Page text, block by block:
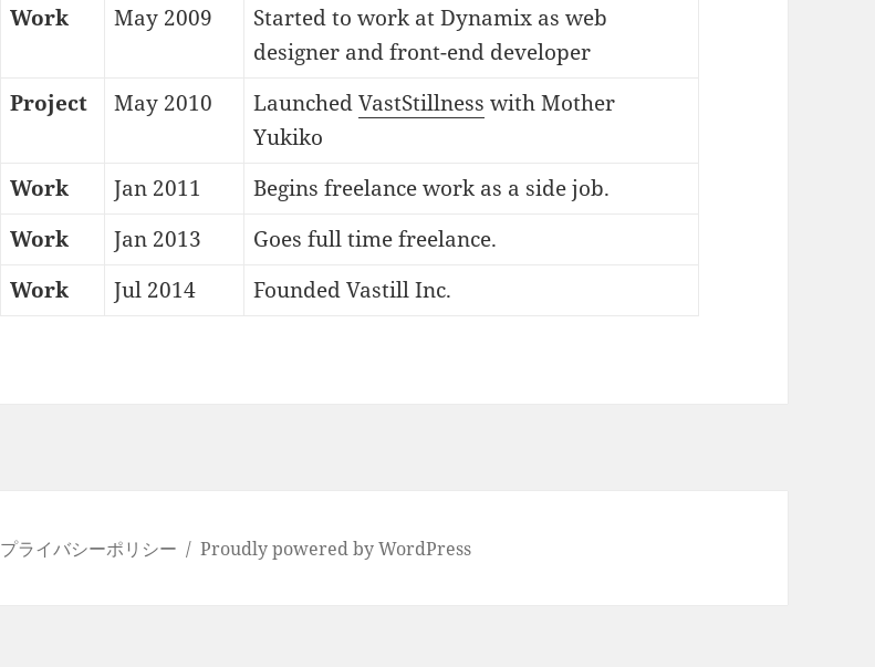
Work
May 2009
Started to work at Dynamix as web
designer and front-end developer
Project
May 2010 LaunchedVastStillness with Mother
Yukiko
Work
Jan 2011
Begins freelance work as a side job.
Work
Jan 2013
Goes full time freelance.
Work
Jul 2014 Founded Vastill Inc.
プライバシーポリシー Proudly powered by WordPress